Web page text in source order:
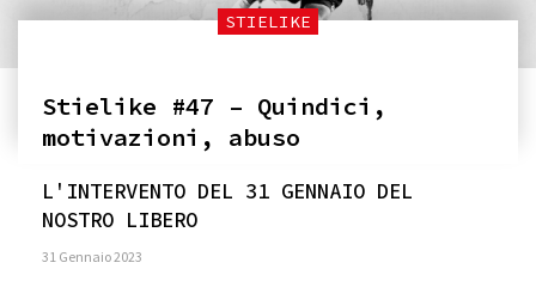
STIELIKE
Stielike #47 – Quindici,
motivazioni, abuso
L'INTERVENTO DEL 31 GENNAIO DEL
NOSTRO LIBERO
31 Gennaio 2023